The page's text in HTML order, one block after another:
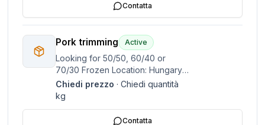
Contatta
Pork trimming Active
Looking for 50/50, 60/40 or
70/30 Frozen Location: Hungary,
Nyíregyháza
Chiedi prezzo ·Chiedi quantità
kg
Contatta